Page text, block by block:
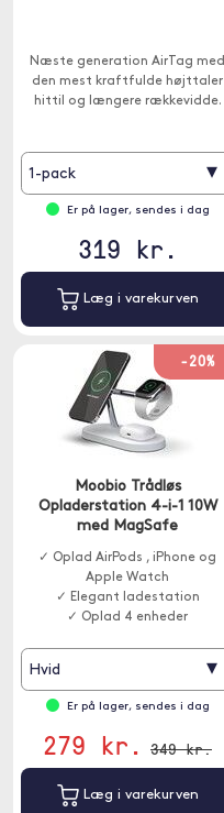
Næste generation AirTag med
den mest kraftfulde højttaler
hittil og længere rækkevidde.
1-pack ▾
Er på lager, sendes i dag
319 kr.
Læg i varekurven
-20%
Moobio Trådløs
Opladerstation 4-i-1 10W
med MagSafe
✓ Oplad AirPods , iPhone og
Apple Watch
✓ Elegant ladestation
✓ Oplad 4 enheder
Hvid ▾
Er på lager, sendes i dag
279 kr. 349 kr.
Læg i varekurven